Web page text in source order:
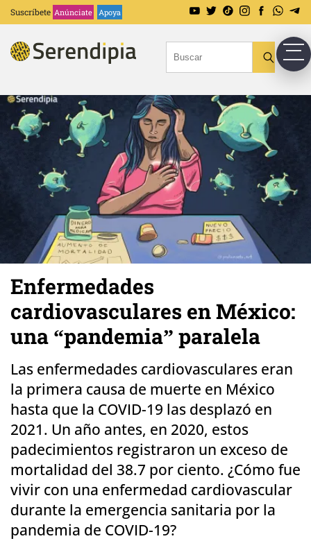
Suscríbete Anúnciate Apoya
Enfermedades
cardiovasculares en México:
una “pandemia” paralela
Las enfermedades cardiovasculares eran
la primera causa de muerte en México
hasta que la COVID-19 las desplazó en
2021. Un año antes, en 2020, estos
padecimientos registraron un exceso de
mortalidad del 38.7 por ciento. ¿Cómo fue
vivir con una enfermedad cardiovascular
durante la emergencia sanitaria por la
pandemia de COVID-19?